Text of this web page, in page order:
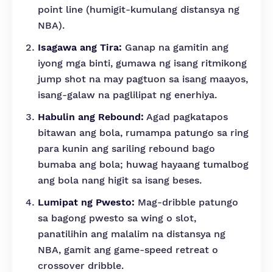
point line (humigit-kumulang distansya ng
NBA).
Isagawa ang Tira: Ganap na gamitin ang
iyong mga binti, gumawa ng isang ritmikong
jump shot na may pagtuon sa isang maayos,
isang-galaw na paglilipat ng enerhiya.
Habulin ang Rebound: Agad pagkatapos
bitawan ang bola, rumampa patungo sa ring
para kunin ang sariling rebound bago
bumaba ang bola; huwag hayaang tumalbog
ang bola nang higit sa isang beses.
Lumipat ng Pwesto: Mag-dribble patungo
sa bagong pwesto sa wing o slot,
panatilihin ang malalim na distansya ng
NBA, gamit ang game-speed retreat o
crossover dribble.